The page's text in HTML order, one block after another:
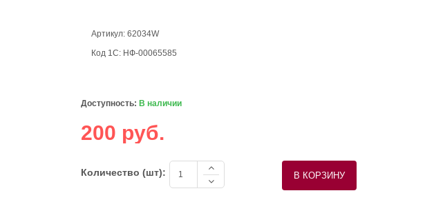
Артикул: 62034W
Код 1С: НФ-00065585
Доступность: В наличии
200 руб.
Количество (шт):